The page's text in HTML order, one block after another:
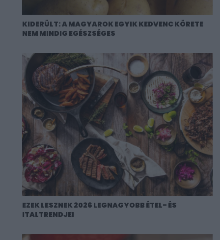
KIDERÜLT: A MAGYAROK EGYIK KEDVENC KÖRETE
NEM MINDIG EGÉSZSÉGES
EZEK LESZNEK 2026 LEGNAGYOBB ÉTEL- ÉS
ITALTRENDJEI